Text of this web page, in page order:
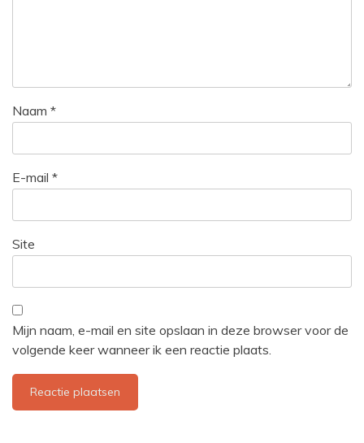
Naam *
E-mail *
Site
Mijn naam, e-mail en site opslaan in deze browser voor de
volgende keer wanneer ik een reactie plaats.